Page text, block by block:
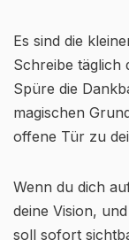
Es sind die
Schreibe täglich
Spüre die
magischen
offene Tür zu
Wenn du dich
deine Vision,
soll sofort